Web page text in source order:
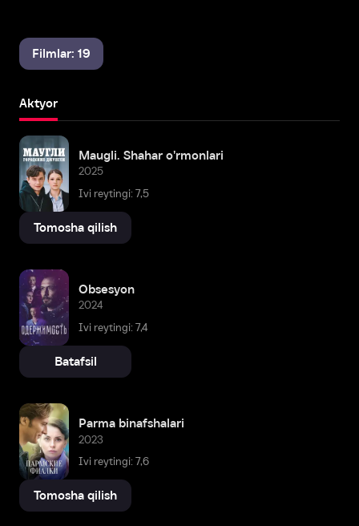
Filmlar: 19
Aktyor
Maugli. Shahar o'rmonlari
2025
Ivi reytingi: 7,5
Tomosha qilish
Obsesyon
2024
Ivi reytingi: 7,4
Batafsil
Parma binafshalari
2023
Ivi reytingi: 7,6
Tomosha qilish